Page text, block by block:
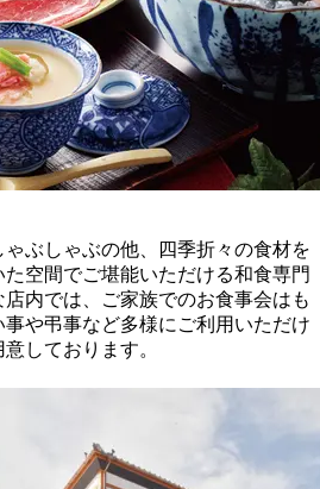
ぶしゃぶの他、四季折々の食材を
空間でご堪能いただける和食専門
内では、ご家族でのお食事会はも
や弔事など多様にご利用いただけ
しております。